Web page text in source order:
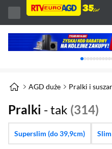
AGD duże Pralki i
Pralki - tak (314)
Superslim (do 39,9cm)